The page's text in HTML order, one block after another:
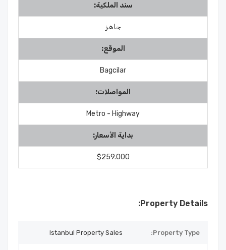
سند الملكية:
جاهز
الموقع:
Bagcilar
المواصلات:
Metro - Highway
بداية الأسعار:
$259.000
Property Details:
Property Type: